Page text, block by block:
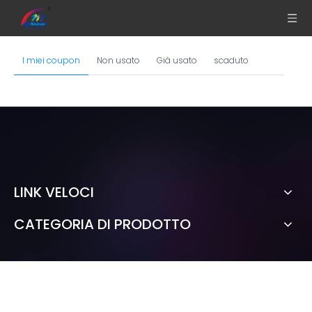
I miei coupon Non usato Già usato scaduto
LINK VELOCI
CATEGORIA DI PRODOTTO